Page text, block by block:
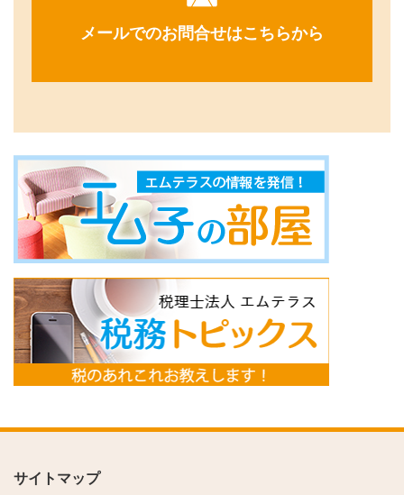
メールでのお問合せはこちらから
サイトマップ